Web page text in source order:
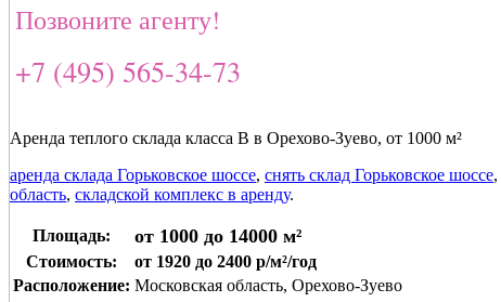
Позвоните агенту!
+7 (495) 565-34-73
Аренда теплого склада класса В в Орехово-Зуево, от 1000 м²
аренда склада Горьковское шоссе, снять склад Горьковское шоссе,
область, складской комплекс в аренду.
Площадь: от 1000 до 14000 м²
Стоимость:
от 1920 до 2400 р/м²/год
Расположение: Московская область, Орехово-Зуево